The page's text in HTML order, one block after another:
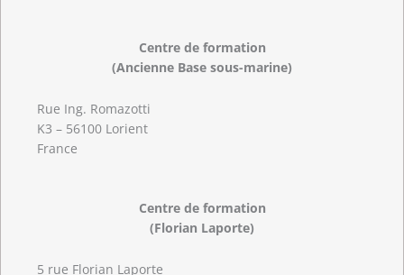
Centre de formation
(Ancienne Base sous-marine)
Rue Ing. Romazotti
K3 – 56100 Lorient
France
Centre de formation
(Florian Laporte)
5 rue Florian Laporte